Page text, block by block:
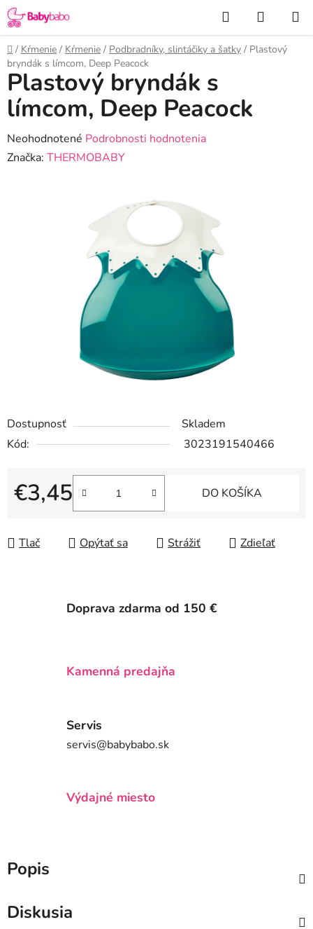
Prejsť
na
obsah
Hľadať
KOŠÍK
Domov
/ Kŕmenie / Kŕmenie / Podbradníky, slintáčiky a šatky / Plastový
bryndák s límcom, Deep Peacock
Dostupnosť
Skladem
Kód:
3023191540466
€3,45
Jednotková cena:
DO KOŠÍKA
Tlač Opýtať sa Strážiť Zdieľať
Plastový bryndák s
límcom, Deep Peacock
Priemerné
hodnotenie
Neohodnotené Podrobnosti hodnotenia
Značka: THERMOBABY
Doprava zdarma od 150 €
Kamenná predajňa
Servis
servis@babybabo.sk
Výdajné miesto
Popis
Diskusia